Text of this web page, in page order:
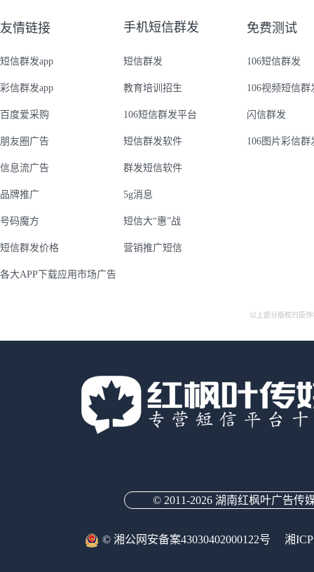
友情链接
短信群发app
彩信群发app
百度爱采购
朋友圈广告
信息流广告
品牌推广
号码魔方
短信群发价格
各大APP下载应用市场广告
手机短信群发
短信群发
教育培训招生
106短信群发平台
短信群发软件
群发短信软件
5g消息
短信大“惠”战
营销推广短信
免费测试
106短信群发
106视频短信群
闪信群发
106图片彩信群
以上部分版权归原
© 2011-2026 湖南红枫叶广告传
© 湘公网安备案43030402000122号 湘